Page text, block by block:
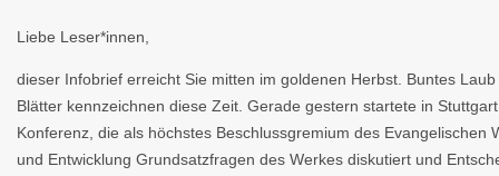
Liebe Leser*innen,
dieser Infobrief erreicht Sie mitten im goldenen Herbst. Buntes
Blätter kennzeichnen diese Zeit. Gerade gestern startete in
Konferenz, die als höchstes Beschlussgremium des Evangelischen
und Entwicklung Grundsatzfragen des Werkes diskutiert und